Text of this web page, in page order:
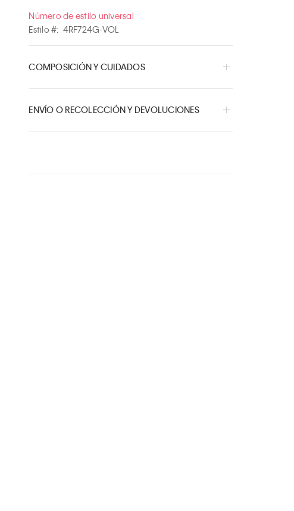
Número de estilo universal
Estilo #: 4RF724G-VOL
COMPOSICIÓN Y CUIDADOS
ENVÍO O RECOLECCIÓN Y DEVOLUCIONES